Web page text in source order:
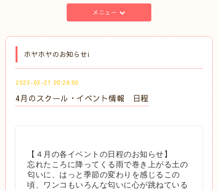
メニュー
ホヤホヤのお知らせℹ️
2023-03-21 00:24:00
4月のスクール・イベント情報 日程
【４月の各イベントの日程のお知らせ】
忘れたころに降ってくる雨で巻き上がる土の
匂いに、はっと季節の変わりを感じるこの
頃、ワンコもいろんな匂いに心が跳ねている